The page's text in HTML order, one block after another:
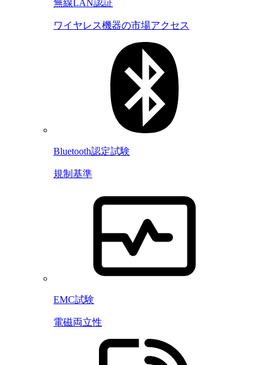
無線LAN認証
ワイヤレス機器の市場アクセス
Bluetooth認定試験
規制基準
EMC試験
電磁両立性